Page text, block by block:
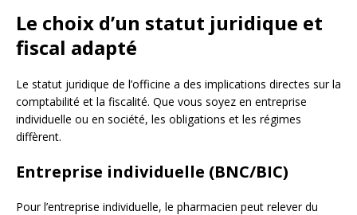
Le choix d’un statut juridique et
fiscal adapté
Le statut juridique de l’officine a des implications directes sur la
comptabilité et la fiscalité. Que vous soyez en entreprise
individuelle ou en société, les obligations et les régimes
diffèrent.
Entreprise individuelle (BNC/BIC)
Pour l’entreprise individuelle, le pharmacien peut relever du